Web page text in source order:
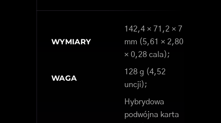
WYMIARY
142,4 × 71,2 × 7
mm (5,61 × 2,80
× 0,28 cala);
WAGA
128 g (4,52
uncji);
Hybrydowa
podwójna karta